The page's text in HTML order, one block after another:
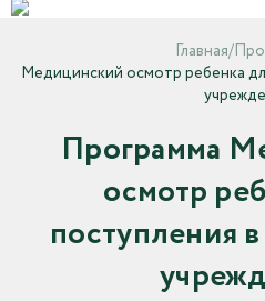
Главная/
Медицинский осмотр ребенка
Программа
осмотр
поступления